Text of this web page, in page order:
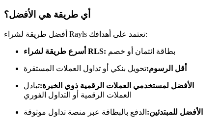
أي طريقة هي الأفضل؟
أفضل طريقة لشراء Rayls تعتمد على أهدافك:
أسرع طريقة لشراء RLS: بطاقة ائتمان أو خصم
أقل الرسوم:تحويل بنكي أو تداول العملات المستقرة
الأفضل لمستخدمي العملات الرقمية ذوي الخبرة:تبادل
العملات الرقمية أو التداول الفوري
الأفضل للمبتدئين: الدفع بالبطاقة عبر منصة تداول موثوقة